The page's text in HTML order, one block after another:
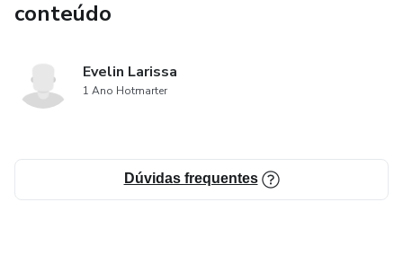
conteúdo
Evelin Larissa
1 Ano Hotmarter
Dúvidas frequentes